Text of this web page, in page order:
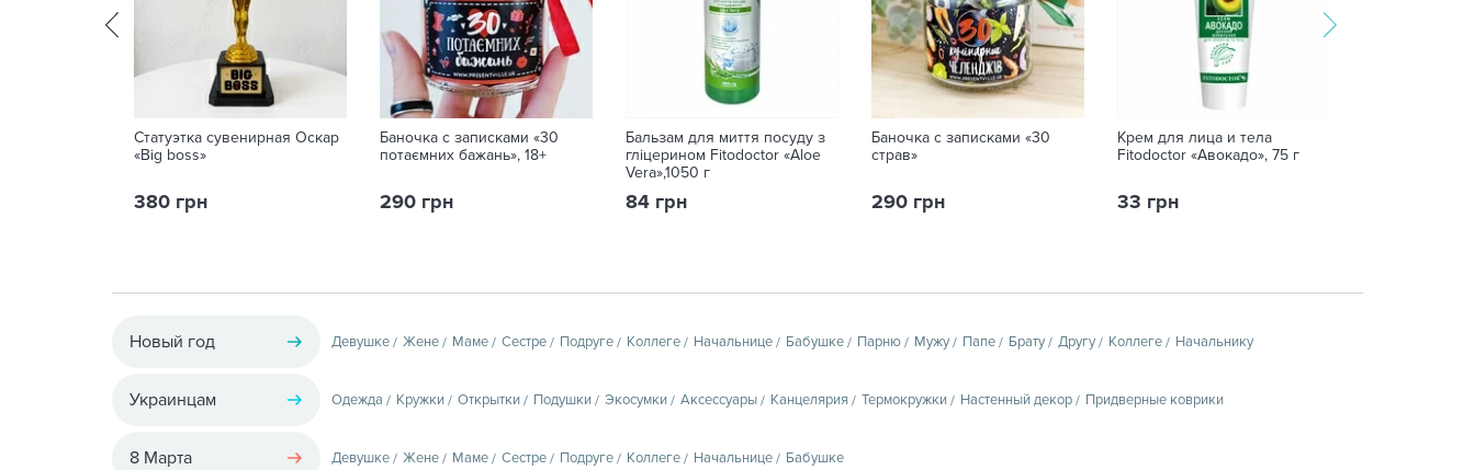
Статуэтка сувенирная Оскар
«Big boss»
380 грн
Баночка с записками «30
потаємних бажань», 18+
290 грн
Бальзам для миття посуду з
гліцерином Fitodoctor «Aloe
Vera»,1050 г
84 грн
Баночка с записками «30
страв»
290 грн
Крем для лица и тела
Fitodoctor «Авокадо», 75 г
33 грн
Новый год Девушке Жене Маме Сестре Подруге Коллеге Начальнице Бабушке Парню Мужу Папе Брату Другу Коллеге Начальнику
Украинцам Одежда Кружки Открытки Подушки Экосумки Аксессуары Канцелярия Термокружки Настенный декор Придверные коврики
8 Марта Девушке Жене Маме Сестре Подруге Коллеге Начальнице Бабушке